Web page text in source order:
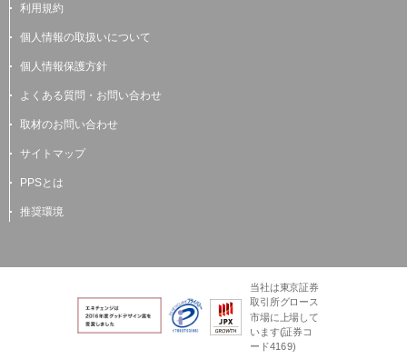
利用規約
個人情報の取扱いについて
個人情報保護方針
よくある質問・お問い合わせ
取材のお問い合わせ
サイトマップ
PPSとは
推奨環境
当社は東京証券
取引所グロース
市場に上場して
います(証券コ
ード4169)